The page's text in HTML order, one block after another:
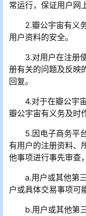
常运行，保证用户网
2.瓣公宇宙有义务
用户资料的安全。
3.对用户在注册使
册有关的问题及反映
回复。
4.对于在瓣公宇宙
瓣公宇宙有义务及时
5.因电子商务平台
有用户的注册资料、
他事项进行事先审查
a.用户或其他第三
户或具体交易事项可
b.用户或其他第三